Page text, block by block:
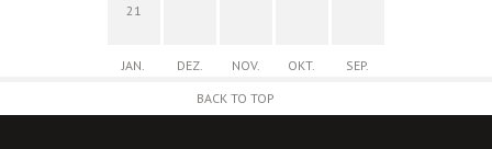
21
JAN. DEZ. NOV. OKT.
SEP.
BACK TO TOP